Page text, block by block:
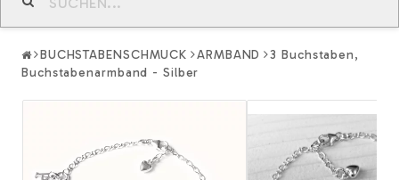
BUCHSTABENSCHMUCK ARMBAND
3 Buchstaben,
Buchstabenarmband - Silber